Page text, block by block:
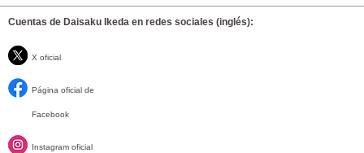
Cuentas de Daisaku Ikeda en redes sociales (inglés):
X oficial
Página oficial de
Facebook
Instagram oficial